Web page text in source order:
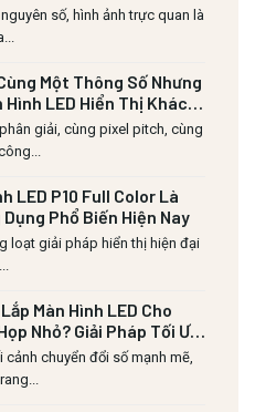
số, hình ảnh trực quan là
Một Thông Số Nhưng
Hình LED Hiển Thị Khác
giải, cùng pixel pitch, cùng
LED P10 Full Color Là
Dụng Phổ Biến Hiện Nay
loạt giải pháp hiển thị hiện đại
Màn Hình LED Cho
Nhỏ? Giải Pháp Tối Ưu
& Chi Phí
cảnh chuyển đổi số mạnh mẽ,